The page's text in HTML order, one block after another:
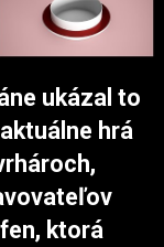
ukázal to
hrá
ktorá